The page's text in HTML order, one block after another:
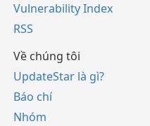
Vulnerability Index
RSS
Về chúng tôi
UpdateStar là gì?
Báo chí
Nhóm